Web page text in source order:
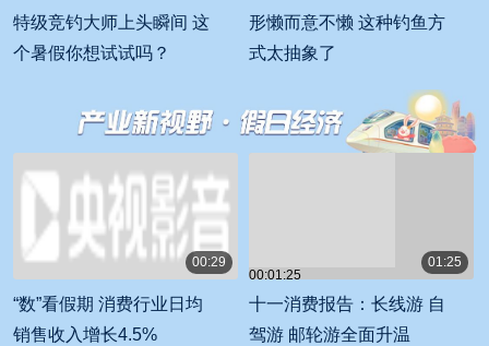
特级竞钓大师上头瞬间 这
个暑假你想试试吗？
形懒而意不懒 这种钓鱼方
式太抽象了
00:29
“数”看假期 消费行业日均
销售收入增长4.5%
00:01:25
01:25
十一消费报告：长线游 自
驾游 邮轮游全面升温